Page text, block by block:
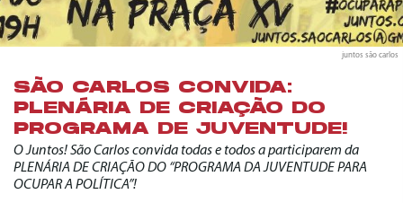
juntos são carlos
SÃO CARLOS CONVIDA:
PLENÁRIA DE CRIAÇÃO DO
PROGRAMA DE JUVENTUDE!
O Juntos! São Carlos convida todas e todos a participarem da
PLENÁRIA DE CRIAÇÃO DO “PROGRAMA DA JUVENTUDE PARA
OCUPAR A POLÍTICA”!